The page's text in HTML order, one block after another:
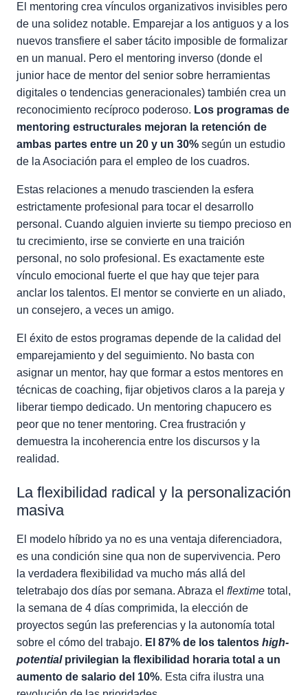
El mentoring crea vínculos organizativos invisibles pero
de una solidez notable. Emparejar a los antiguos y a los
nuevos transfiere el saber tácito imposible de formalizar
en un manual. Pero el mentoring inverso (donde el
junior hace de mentor del senior sobre herramientas
digitales o tendencias generacionales) también crea un
reconocimiento recíproco poderoso. Los programas de
mentoring estructurales mejoran la retención de
ambas partes entre un 20 y un 30% según un estudio
de la Asociación para el empleo de los cuadros.
Estas relaciones a menudo trascienden la esfera
estrictamente profesional para tocar el desarrollo
personal. Cuando alguien invierte su tiempo precioso en
tu crecimiento, irse se convierte en una traición
personal, no solo profesional. Es exactamente este
vínculo emocional fuerte el que hay que tejer para
anclar los talentos. El mentor se convierte en un aliado,
un consejero, a veces un amigo.
El éxito de estos programas depende de la calidad del
emparejamiento y del seguimiento. No basta con
asignar un mentor, hay que formar a estos mentores en
técnicas de coaching, fijar objetivos claros a la pareja y
liberar tiempo dedicado. Un mentoring chapucero es
peor que no tener mentoring. Crea frustración y
demuestra la incoherencia entre los discursos y la
realidad.
La flexibilidad radical y la personalización
masiva
El modelo híbrido ya no es una ventaja diferenciadora,
es una condición sine qua non de supervivencia. Pero
la verdadera flexibilidad va mucho más allá del
teletrabajo dos días por semana. Abraza el flextime total,
la semana de 4 días comprimida, la elección de
proyectos según las preferencias y la autonomía total
sobre el cómo del trabajo. El 87% de los talentos high-
potentialprivilegian la flexibilidad horaria total a un
aumento de salario del 10%. Esta cifra ilustra una